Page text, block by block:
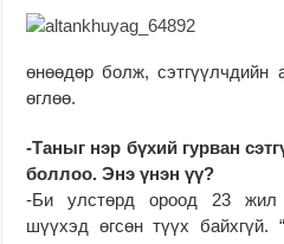
өнөөдөр болж, сэтгүүлчдийн
өглөө.
-Таныг нэр бүхий гурван
боллоо. Энэ үнэн үү?
-Би улстөрд ороод 23 жил
шүүхэд өгсөн түүх байхгүй.